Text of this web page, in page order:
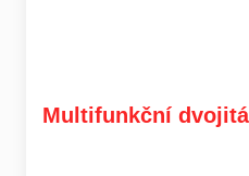
Multifunkční